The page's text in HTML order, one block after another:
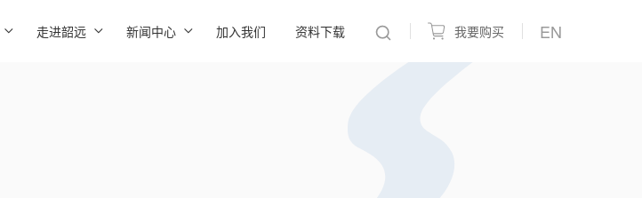
走进韶远 新闻中心 加入我们 资料下载 我要购买 EN